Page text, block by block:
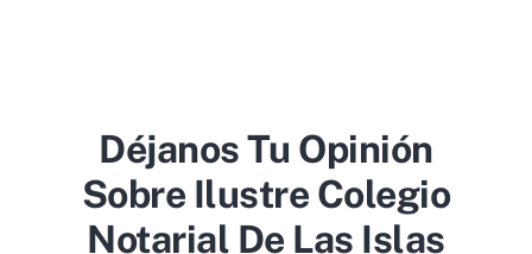
Déjanos Tu Opinión
Sobre Ilustre Colegio
Notarial De Las Islas